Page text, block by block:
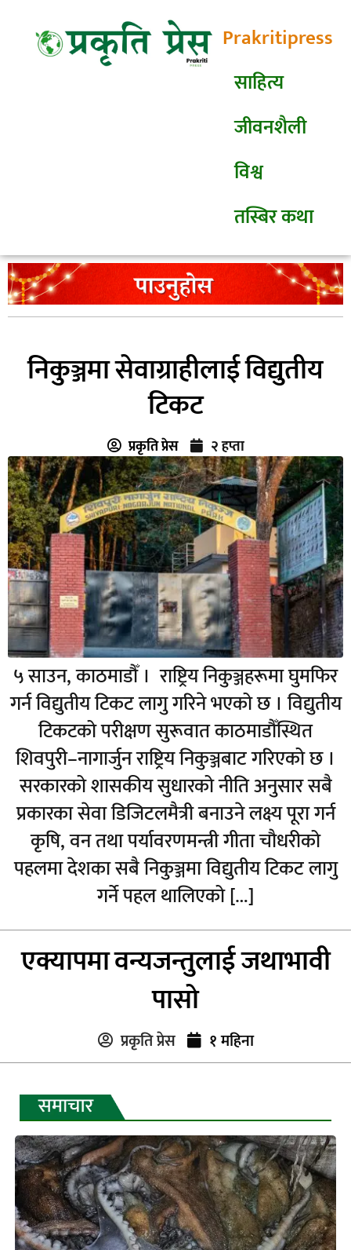
Prakritipress
साहित्य
जीवनशैली
विश्व
तस्बिर कथा
निकुञ्जमा सेवाग्राहीलाई विद्युतीय
टिकट
प्रकृति प्रेस २ हप्ता
५ साउन, काठमाडौँ । राष्ट्रिय निकुञ्जहरूमा घुमफिर
गर्न विद्युतीय टिकट लागु गरिने भएको छ । विद्युतीय
टिकटको परीक्षण सुरूवात काठमाडौँस्थित
शिवपुरी–नागार्जुन राष्ट्रिय निकुञ्जबाट गरिएको छ ।
सरकारको शासकीय सुधारको नीति अनुसार सबै
प्रकारका सेवा डिजिटलमैत्री बनाउने लक्ष्य पूरा गर्न
कृषि, वन तथा पर्यावरणमन्त्री गीता चौधरीको
पहलमा देशका सबै निकुञ्जमा विद्युतीय टिकट लागु
गर्ने पहल थालिएको […]
एक्यापमा वन्यजन्तुलाई जथाभावी
पासो
प्रकृति प्रेस १ महिना